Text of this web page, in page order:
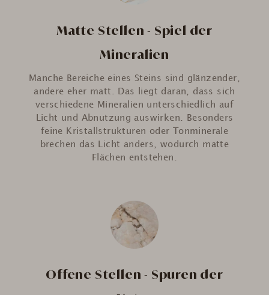
Matte Stellen - Spiel der
Mineralien
Manche Bereiche eines Steins sind glänzender,
andere eher matt. Das liegt daran, dass sich
verschiedene Mineralien unterschiedlich auf
Licht und Abnutzung auswirken. Besonders
feine Kristallstrukturen oder Tonminerale
brechen das Licht anders, wodurch matte
Flächen entstehen.
Offene Stellen - Spuren der